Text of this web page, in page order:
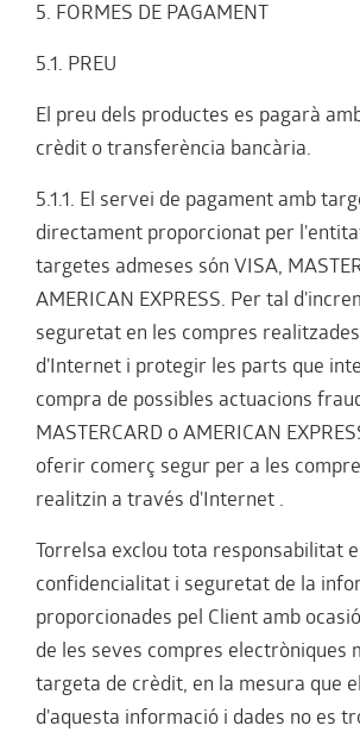
5. FORMES DE PAGAMENT
5.1. PREU
El preu dels productes es pagarà
crèdit o transferència bancària.
5.1.1. El servei de pagament amb
directament proporcionat per
targetes admeses són VISA,
AMERICAN EXPRESS. Per tal
seguretat en les compres
d'Internet i protegir les parts que
compra de possibles actuacions
MASTERCARD o AMERICAN
oferir comerç segur per a les
realitzin a través d'Internet .
Torrelsa exclou tota responsabilitat
confidencialitat i seguretat de la
proporcionades pel Client amb
de les seves compres electròniques
targeta de crèdit, en la mesura que
d'aquesta informació i dades no es